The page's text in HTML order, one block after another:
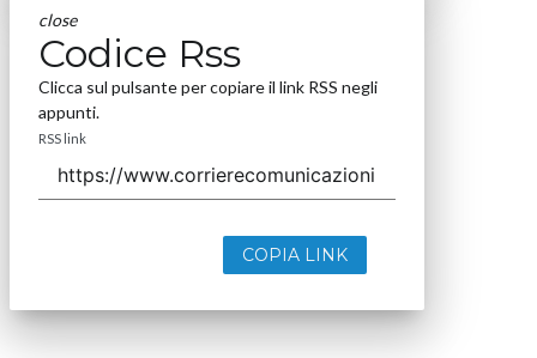
close
Codice Rss
Clicca sul pulsante per copiare il link RSS negli
appunti.
RSS link
COPIA LINK